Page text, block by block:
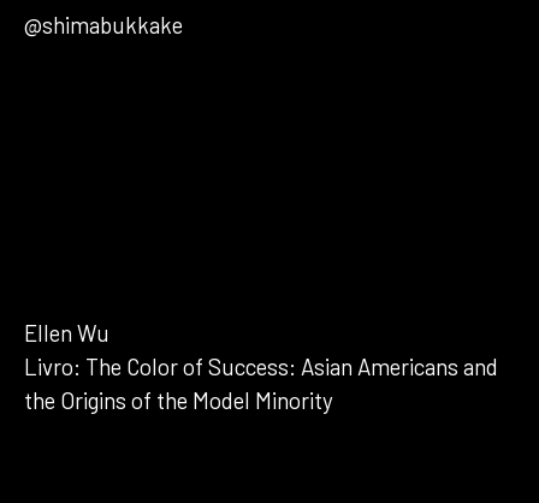
@shimabukkake
Ellen Wu
Livro: The Color of Success: Asian Americans and
the Origins of the Model Minority